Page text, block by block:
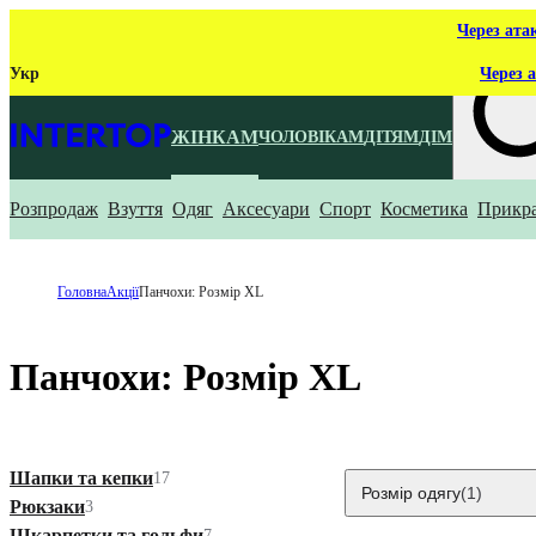
Через
Укр Через
ЖІНКАМЧОЛОВІКАМДІТЯМДІМ
Що ти
Розпродаж Взуття Одяг Аксесуари Спорт Косметика
ГоловнаАкціїПанчохи: Розмір XL
Панчохи: Розмір XL
Шапки та кепки17
Рюкзаки3
Розмір одягу(1)